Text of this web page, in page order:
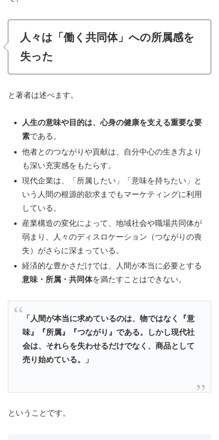
人々は「働く共同体」への所属感を
失った
と著者は述べます。
人生の意味や目的は、心身の健康を支える重要な要
素である。
他者とのつながりや貢献は、自分中心の生き方より
も深い充実感をもたらす。
現代企業は、「所属したい」「意味を持ちたい」と
いう人間の根源的欲求までもマーケティングに利用
している。
産業構造の変化によって、地域社会や職場共同体が
弱まり、人々のディスロケーション（つながりの喪
失）がさらに深まっている。
経済的な豊かさだけでは、人間が本当に必要とする
意味・所属・共同体を満たすことはできない。
「人間が本当に求めているのは、物ではなく『意
味』『所属』『つながり』である。しかし現代社
会は、それらを失わせるだけでなく、商品として
売り始めている。」
ということです。